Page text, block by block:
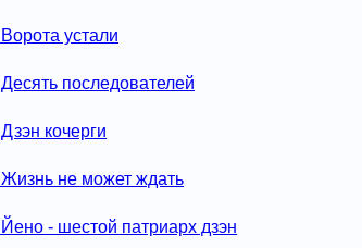
Ворота устали
Десять последователей
Дзэн кочерги
Жизнь не может ждать
Йено - шестой патриарх дзэн